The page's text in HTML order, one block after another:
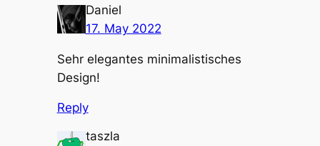
Daniel
17. May 2022
Sehr elegantes minimalistisches
Design!
Reply
taszla